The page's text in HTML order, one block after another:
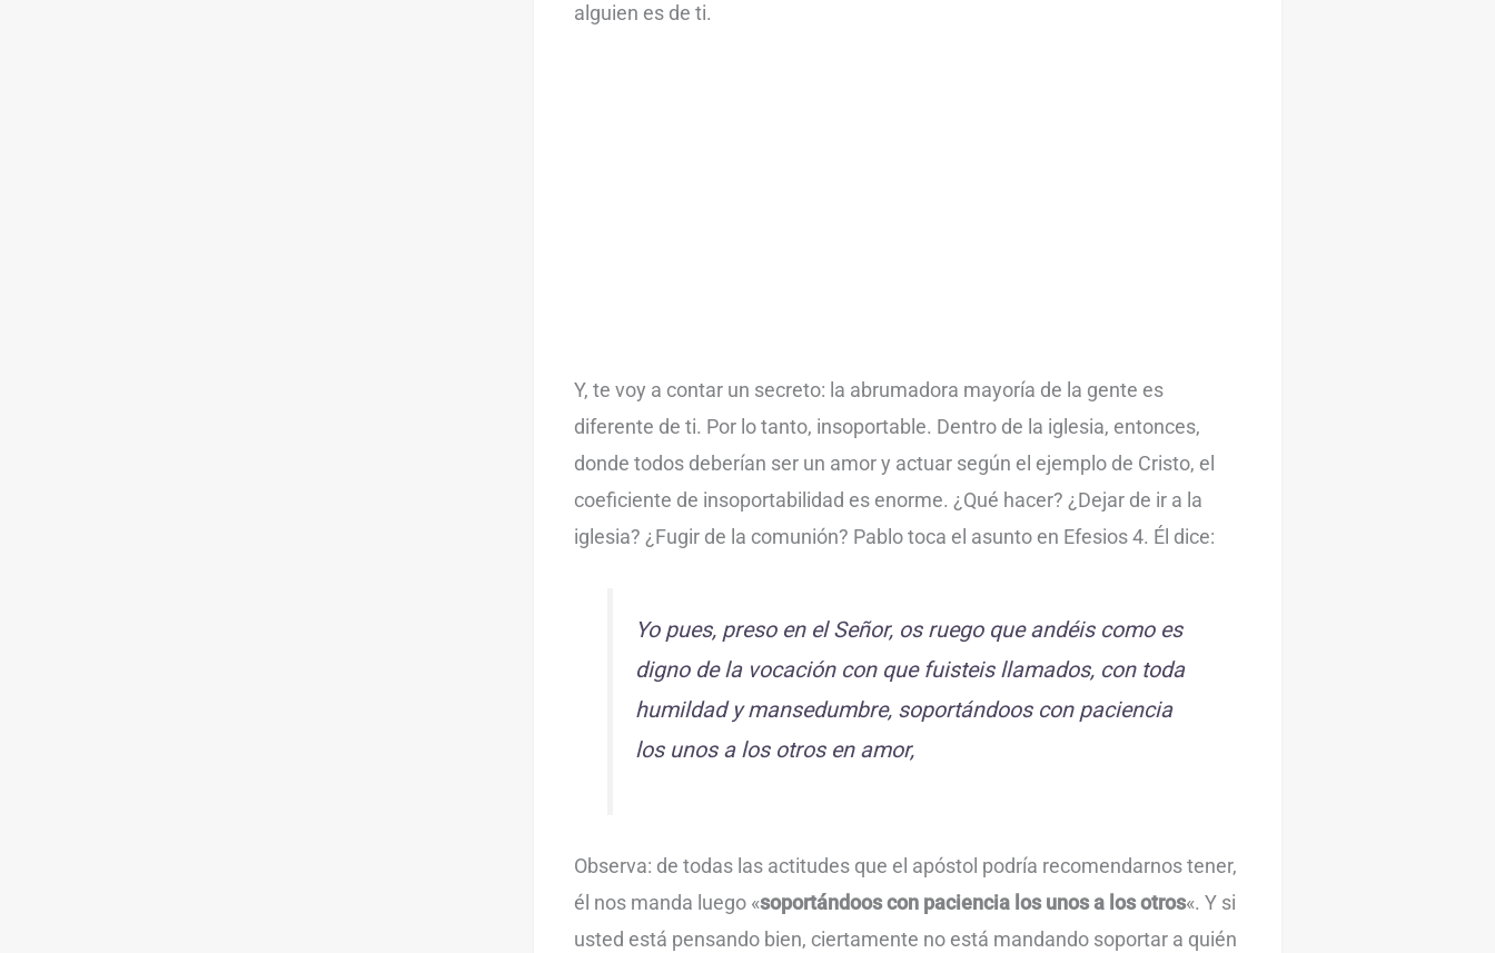
alguien es de ti.
Y, te voy a contar un secreto: la abrumadora mayoría de la gente es
diferente de ti. Por lo tanto, insoportable. Dentro de la iglesia, entonces,
donde todos deberían ser un amor y actuar según el ejemplo de Cristo, el
coeficiente de insoportabilidad es enorme. ¿Qué hacer? ¿Dejar de ir a la
iglesia? ¿Fugir de la comunión? Pablo toca el asunto en Efesios 4. Él dice:
Yo pues, preso en el Señor, os ruego que andéis como es
digno de la vocación con que fuisteis llamados, con toda
humildad y mansedumbre, soportándoos con paciencia
los unos a los otros en amor,
Observa: de todas las actitudes que el apóstol podría recomendarnos tener,
él nos manda luego «soportándoos con paciencia los unos a los otros«. Y si
usted está pensando bien, ciertamente no está mandando soportar a quién